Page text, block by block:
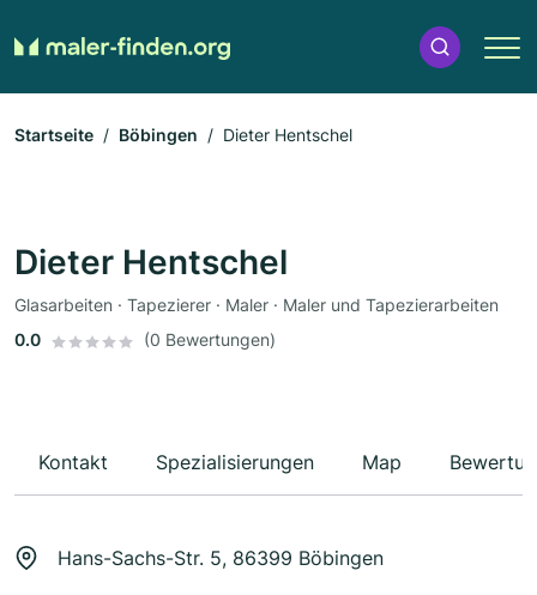
Startseite Böbingen Dieter Hentschel
Dieter Hentschel
Glasarbeiten · Tapezierer · Maler · Maler und Tapezierarbeiten
0.0
(0 Bewertungen)
Kontakt Spezialisierungen Map
Hans-Sachs-Str. 5, 86399 Böbingen